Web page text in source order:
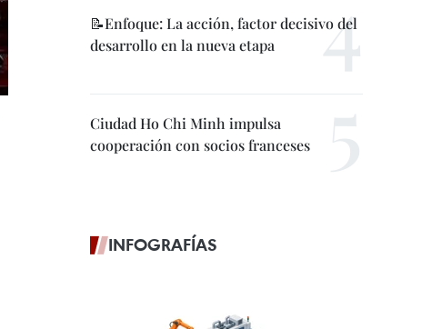
📝Enfoque: La acción, factor decisivo del
desarrollo en la nueva etapa
Ciudad Ho Chi Minh impulsa
cooperación con socios franceses
INFOGRAFÍAS